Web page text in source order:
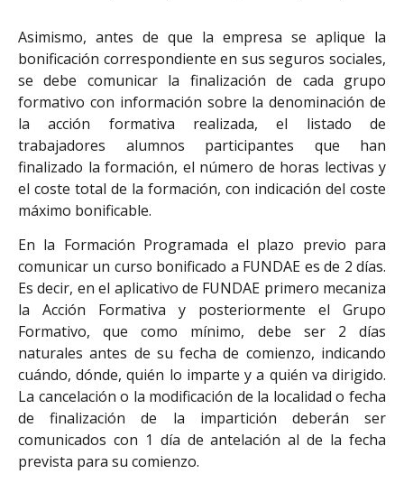
Asimismo, antes de que la empresa se aplique la
bonificación correspondiente en sus seguros sociales,
se debe comunicar la finalización de cada grupo
formativo con información sobre la denominación de
la acción formativa realizada, el listado de
trabajadores alumnos participantes que han
finalizado la formación, el número de horas lectivas y
el coste total de la formación, con indicación del coste
máximo bonificable.
En la Formación Programada el plazo previo para
comunicar un curso bonificado a FUNDAE es de 2 días.
Es decir, en el aplicativo de FUNDAE primero mecaniza
la Acción Formativa y posteriormente el Grupo
Formativo, que como mínimo, debe ser 2 días
naturales antes de su fecha de comienzo, indicando
cuándo, dónde, quién lo imparte y a quién va dirigido.
La cancelación o la modificación de la localidad o fecha
de finalización de la impartición deberán ser
comunicados con 1 día de antelación al de la fecha
prevista para su comienzo.